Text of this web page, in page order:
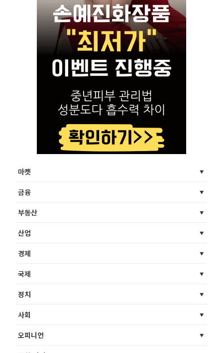
마켓
금융
부동산
산업
경제
국제
정치
사회
오피니언